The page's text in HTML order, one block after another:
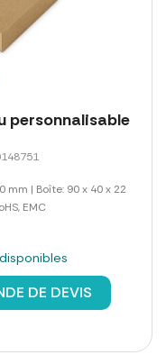
personnalisable
mm | Boîte: 90 x 40 x 22
EMC
DE DEVIS